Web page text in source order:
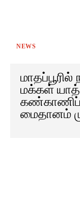
NEWS
மக்கள்
மைதானம்